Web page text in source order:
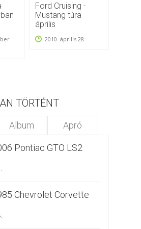
Ford Cruising -
Mustang túra
április
2010. április 28.
TÖRTÉNT
Album Apró
Pontiac GTO LS2
Chevrolet Corvette